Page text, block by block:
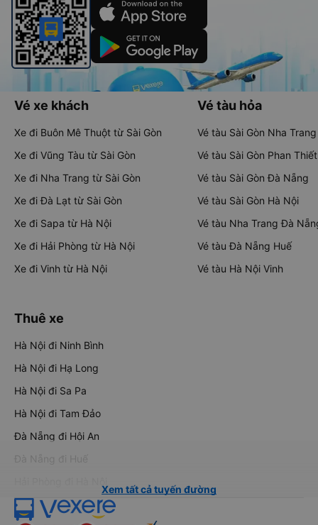
Vé xe khách
Xe đi Buôn Mê Thuột từ Sài Gòn
Xe đi Vũng Tàu từ Sài Gòn
Xe đi Nha Trang từ Sài Gòn
Xe đi Đà Lạt từ Sài Gòn
Xe đi Sapa từ Hà Nội
Xe đi Hải Phòng từ Hà Nội
Xe đi Vinh từ Hà Nội
Vé tàu hỏa
Vé tàu Sài Gòn Nha Trang
Vé tàu Sài Gòn Phan Thiết
Vé tàu Sài Gòn Đà Nẵng
Vé tàu Sài Gòn Hà Nội
Vé tàu Nha Trang Đà
Vé tàu Đà Nẵng Huế
Vé tàu Hà Nội Vinh
Thuê xe
Hà Nội đi Ninh Bình
Hà Nội đi Hạ Long
Hà Nội đi Sa Pa
Hà Nội đi Tam Đảo
Đà Nẵng đi Hội An
Đà Nẵng đi Huế
Xem tất cả tuyến đường